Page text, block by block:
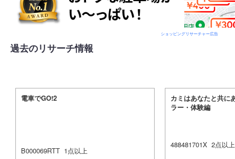
ショッピングリサーチャー広告
過去のリサーチ情報
電車でGO!2
B000069RTT 1点以上
カミはあなたと共に
ラー・体験編
488481701X 2点以上